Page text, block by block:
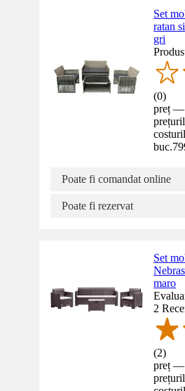
Set
ratan
gri
(0)
preț —
buc.
Poate fi comandat online
Poate fi rezervat
Set
maro
2
(2)
preț —